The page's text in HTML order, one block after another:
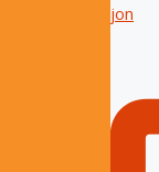
jon